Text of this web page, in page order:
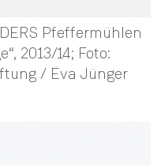
Pfeffermühlen
2013/14; Foto:
/ Eva Jünger